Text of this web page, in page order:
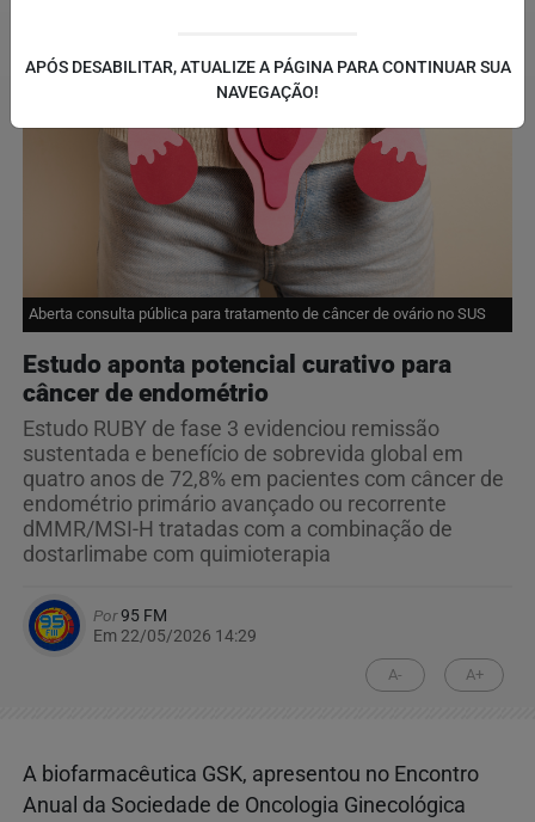
Aberta consulta pública para tratamento de câncer de ovário no SUS
Estudo aponta potencial curativo para
câncer de endométrio
Estudo RUBY de fase 3 evidenciou remissão
sustentada e benefício de sobrevida global em
quatro anos de 72,8% em pacientes com câncer de
endométrio primário avançado ou recorrente
dMMR/MSI-H tratadas com a combinação de
dostarlimabe com quimioterapia
Por95 FM
Em 22/05/2026 14:29
A- A+
A biofarmacêutica GSK, apresentou no Encontro
Anual da Sociedade de Oncologia Ginecológica
APÓS DESABILITAR, ATUALIZE A PÁGINA PARA CONTINUAR SUA
NAVEGAÇÃO!